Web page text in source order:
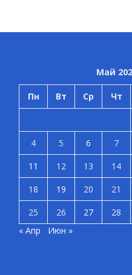
Май
Пн Вт Ср Чт
4
5 6 7
11
12 13 14
18
19 20 21
25
26 27 28
« Апр
Июн »